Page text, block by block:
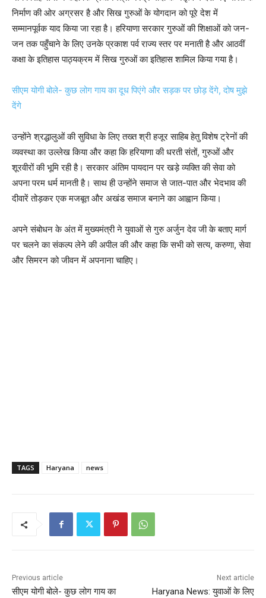
निर्माण की ओर अग्रसर है और सिख गुरुओं के योगदान को पूरे देश में
सम्मानपूर्वक याद किया जा रहा है। हरियाणा सरकार गुरुओं की शिक्षाओं को जन-
जन तक पहुँचाने के लिए उनके प्रकाश पर्व राज्य स्तर पर मनाती है और आठवीं
कक्षा के इतिहास पाठ्यक्रम में सिख गुरुओं का इतिहास शामिल किया गया है।
सीएम योगी बोले- कुछ लोग गाय का दूध पिएंगे और सड़क पर छोड़ देंगे, दोष मुझे
देंगे
उन्होंने श्रद्धालुओं की सुविधा के लिए तख्त श्री हजूर साहिब हेतु विशेष ट्रेनों की
व्यवस्था का उल्लेख किया और कहा कि हरियाणा की धरती संतों, गुरुओं और
शूरवीरों की भूमि रही है। सरकार अंतिम पायदान पर खड़े व्यक्ति की सेवा को
अपना परम धर्म मानती है। साथ ही उन्होंने समाज से जात-पात और भेदभाव की
दीवारें तोड़कर एक मजबूत और अखंड समाज बनाने का आह्वान किया।
अपने संबोधन के अंत में मुख्यमंत्री ने युवाओं से गुरु अर्जुन देव जी के बताए मार्ग
पर चलने का संकल्प लेने की अपील की और कहा कि सभी को सत्य, करुणा, सेवा
और सिमरन को जीवन में अपनाना चाहिए।
TAGS Haryana news
Previous article
सीएम योगी बोले- कुछ लोग गाय का
Next article
Haryana News: युवाओं के लिए